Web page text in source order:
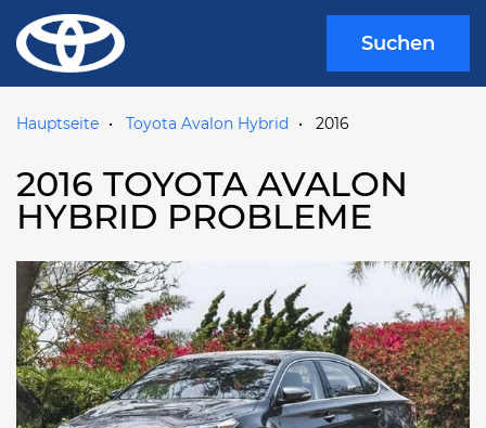
Suchen
Hauptseite Toyota Avalon Hybrid 2016
2016 TOYOTA AVALON
HYBRID PROBLEME